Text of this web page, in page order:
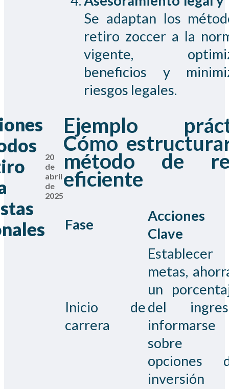
20
de
abril
de
2025
Se adaptan los
retiro zoccer a la
vigente,
beneficios y
riesgos legales.
Ejemplo
Cómo
método de
eficiente
Fase
Acciones
Clave
Inicio de
carrera
Establecer
metas,
un
del
informarse
sobre
opciones
inversión